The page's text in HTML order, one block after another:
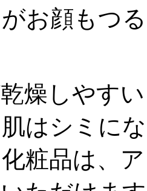
お顔もつ
燥しやす
はシミに
粧品は、